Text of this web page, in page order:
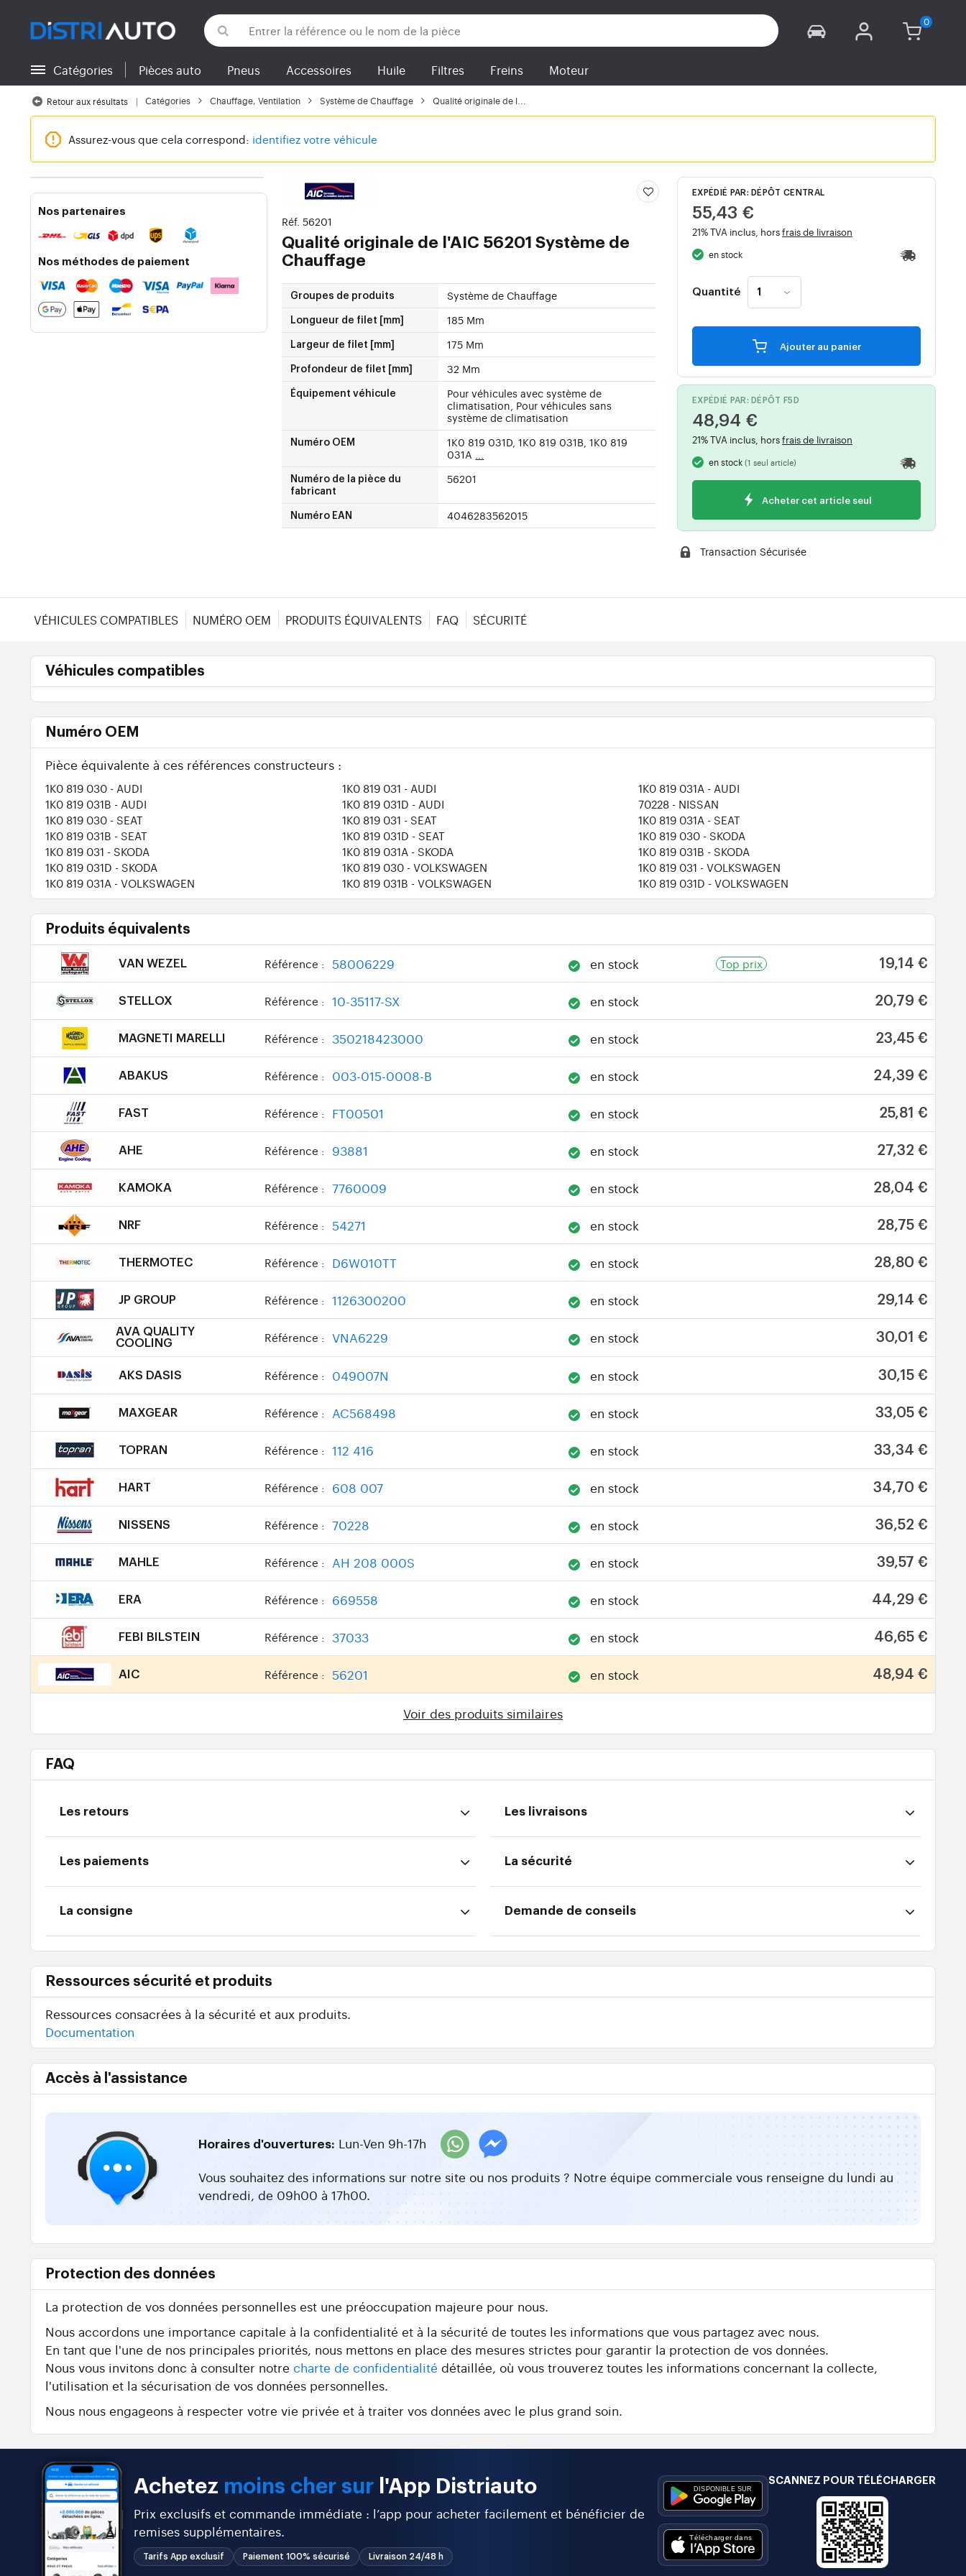
Retour aux catégories
Catégories Pièces auto Pneus Accessoires Huile Filtres Freins Moteur
Retour aux résultats Catégories Chauffage, Ventilation Système de Chauffage Qualité originale de l...
Assurez-vous que cela correspond: identifiez votre véhicule
Nos partenaires
Nos méthodes de paiement
Réf. 56201
Qualité originale de l'AIC 56201 Système de
Chauffage
Groupes de produits Système de Chauffage
Longueur de filet [mm] 185 Mm
Largeur de filet [mm] 175 Mm
Profondeur de filet [mm] 32 Mm
Équipement véhicule
Pour véhicules avec système de
climatisation, Pour véhicules sans
système de climatisation
Numéro OEM
1K0 819 031D, 1K0 819 031B, 1K0 819
031A
Numéro de la pièce du
fabricant
56201
Numéro EAN 4046283562015
EXPÉDIÉ PAR: DÉPÔT CENTRAL
55,43 €
21% TVA inclus, horsfrais de livraison
en stock
Quantité
Ajouter au panier
EXPÉDIÉ PAR: DÉPÔT F5D
48,94 €
21% TVA inclus, horsfrais de livraison
en stock(1 seul article)
Acheter cet article seul
Transaction Sécurisée
VÉHICULES COMPATIBLES NUMÉRO OEM PRODUITS ÉQUIVALENTS FAQ SÉCURITÉ
Véhicules compatibles
Numéro OEM
Pièce équivalente à ces références constructeurs :
1K0 819 030 - AUDI 1K0 819 031 - AUDI 1K0 819 031A - AUDI
1K0 819 031B - AUDI 1K0 819 031D - AUDI 70228 - NISSAN
1K0 819 030 - SEAT 1K0 819 031 - SEAT 1K0 819 031A - SEAT
1K0 819 031B - SEAT 1K0 819 031D - SEAT 1K0 819 030 - SKODA
1K0 819 031 - SKODA 1K0 819 031A - SKODA 1K0 819 031B - SKODA
1K0 819 031D - SKODA 1K0 819 030 - VOLKSWAGEN 1K0 819 031 - VOLKSWAGEN
1K0 819 031A - VOLKSWAGEN 1K0 819 031B - VOLKSWAGEN 1K0 819 031D - VOLKSWAGEN
Produits équivalents
VAN WEZEL Référence : 58006229 en stock Top prix 19,14 €
STELLOX Référence : 10-35117-SX en stock 20,79 €
MAGNETI MARELLI Référence : 350218423000 en stock 23,45 €
ABAKUS Référence : 003-015-0008-B en stock 24,39 €
FAST Référence : FT00501 en stock 25,81 €
AHE Référence : 93881 en stock 27,32 €
KAMOKA Référence : 7760009 en stock 28,04 €
NRF Référence : 54271 en stock 28,75 €
THERMOTEC Référence : D6W010TT en stock 28,80 €
JP GROUP Référence : 1126300200 en stock 29,14 €
AVA QUALITY
COOLING
Référence : VNA6229 en stock 30,01 €
AKS DASIS Référence : 049007N en stock 30,15 €
MAXGEAR Référence : AC568498 en stock 33,05 €
TOPRAN Référence : 112 416 en stock 33,34 €
HART Référence : 608 007 en stock 34,70 €
NISSENS Référence : 70228 en stock 36,52 €
MAHLE Référence : AH 208 000S en stock 39,57 €
ERA Référence : 669558 en stock 44,29 €
FEBI BILSTEIN Référence : 37033 en stock 46,65 €
AIC Référence : 56201 en stock 48,94 €
Voir des produits similaires
FAQ
Les retours
Les paiements
La consigne
Les livraisons
La sécurité
Demande de conseils
Ressources sécurité et produits
Ressources consacrées à la sécurité et aux produits.
Documentation
Accès à l'assistance
Horaires d'ouvertures: Lun-Ven 9h-17h
Vous souhaitez des informations sur notre site ou nos produits ? Notre équipe commerciale vous renseigne du lundi au
vendredi, de 09h00 à 17h00.
Protection des données
La protection de vos données personnelles est une préoccupation majeure pour nous.
Nous accordons une importance capitale à la confidentialité et à la sécurité de toutes les informations que vous partagez avec nous.
En tant que l'une de nos principales priorités, nous mettons en place des mesures strictes pour garantir la protection de vos données.
Nous vous invitons donc à consulter notre charte de confidentialité détaillée, où vous trouverez toutes les informations concernant la collecte,
l'utilisation et la sécurisation de vos données personnelles.
Nous nous engageons à respecter votre vie privée et à traiter vos données avec le plus grand soin.
Achetez moins cher sur l'App Distriauto
Prix exclusifs et commande immédiate : l’app pour acheter facilement et bénéficier de
remises supplémentaires.
Tarifs App exclusif Paiement 100% sécurisé Livraison 24/48 h
SCANNEZ POUR TÉLÉCHARGER